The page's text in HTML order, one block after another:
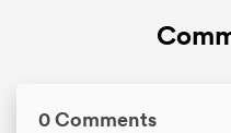
0 Comments